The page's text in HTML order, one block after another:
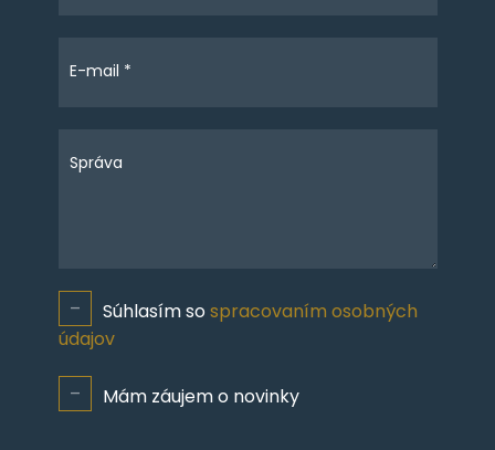
E-mail *
Správa
Súhlasím sospracovaním osobných
údajov
Mám záujem o novinky